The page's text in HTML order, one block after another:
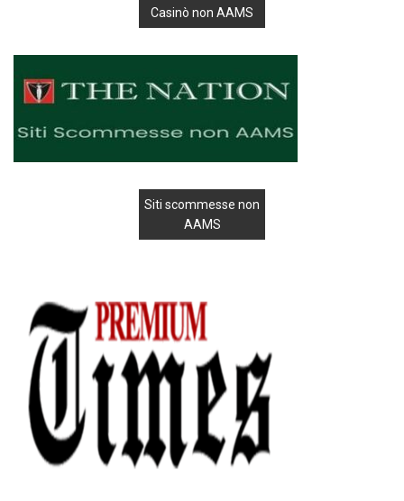
Casinò non AAMS
Siti scommesse non
AAMS